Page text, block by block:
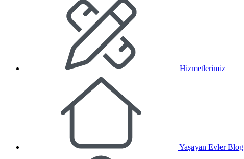
Hizmetlerimiz
Yaşayan Evler Blog